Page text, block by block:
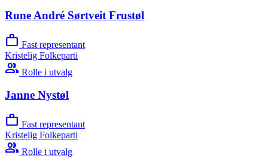
Rune André Sørtveit Frustøl
work Fast representant
Kristelig Folkeparti
group Rolle i utvalg
Janne Nystøl
work Fast representant
Kristelig Folkeparti
group Rolle i utvalg